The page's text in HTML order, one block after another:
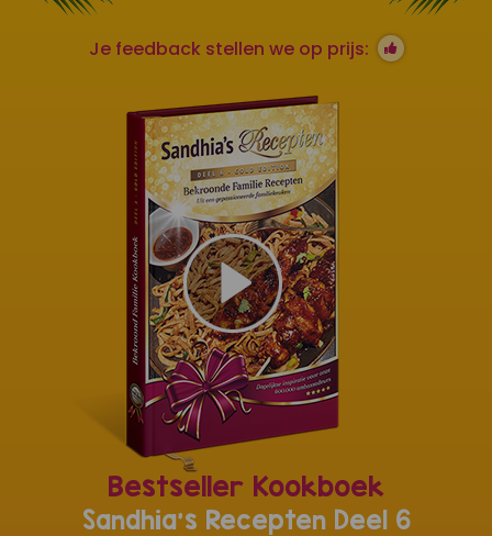
Je feedback stellen we op prijs:
Bestseller Kookboek
Sandhia's Recepten Deel 6